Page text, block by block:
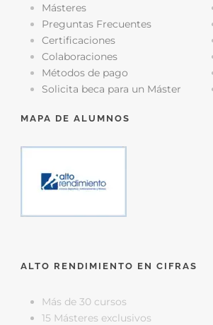
Másteres
Preguntas Frecuentes
Certificaciones
Colaboraciones
Métodos de pago
Solicita beca para un Máster
MAPA DE ALUMNOS
ALTO RENDIMIENTO EN CIFRAS
Más de 30 cursos
15 Másteres exclusivos